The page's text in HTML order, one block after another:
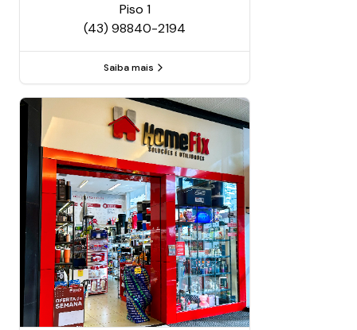
Piso 1
(43) 98840-2194
Saiba mais